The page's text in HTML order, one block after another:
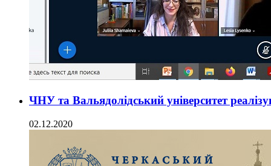
ЧНУ та Вальядолідський університет
02.12.2020